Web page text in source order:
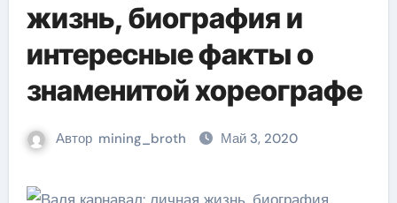
жизнь, биография и
интересные факты о
знаменитой хореографе
Автор mining_broth Май 3, 2020